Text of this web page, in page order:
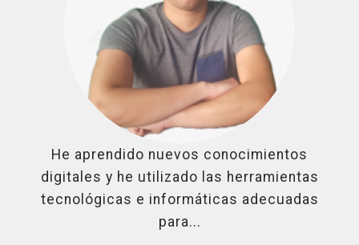
He aprendido nuevos conocimientos
digitales y he utilizado las herramientas
tecnológicas e informáticas adecuadas
para...